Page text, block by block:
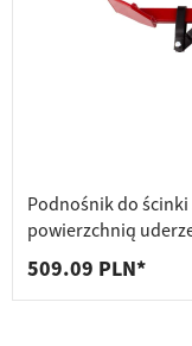
Podnośnik do
powierzchnią
509.09 PLN*